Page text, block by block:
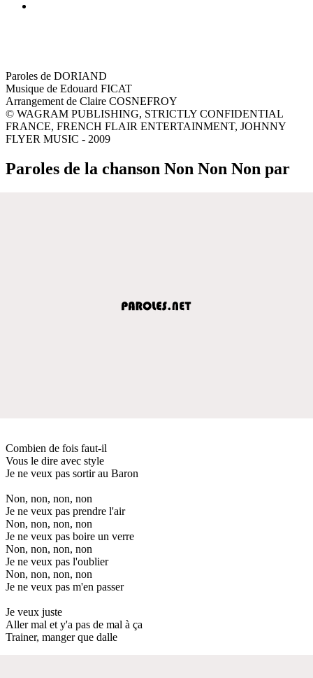
Paroles de DORIAND
Musique de Edouard FICAT
Arrangement de Claire COSNEFROY
© WAGRAM PUBLISHING, STRICTLY CONFIDENTIAL
FRANCE, FRENCH FLAIR ENTERTAINMENT, JOHNNY
FLYER MUSIC - 2009
Paroles de la chanson Non Non Non par
Combien de fois faut-il
Vous le dire avec style
Je ne veux pas sortir au Baron
Non, non, non, non
Je ne veux pas prendre l'air
Non, non, non, non
Je ne veux pas boire un verre
Non, non, non, non
Je ne veux pas l'oublier
Non, non, non, non
Je ne veux pas m'en passer
Je veux juste
Aller mal et y'a pas de mal à ça
Trainer, manger que dalle